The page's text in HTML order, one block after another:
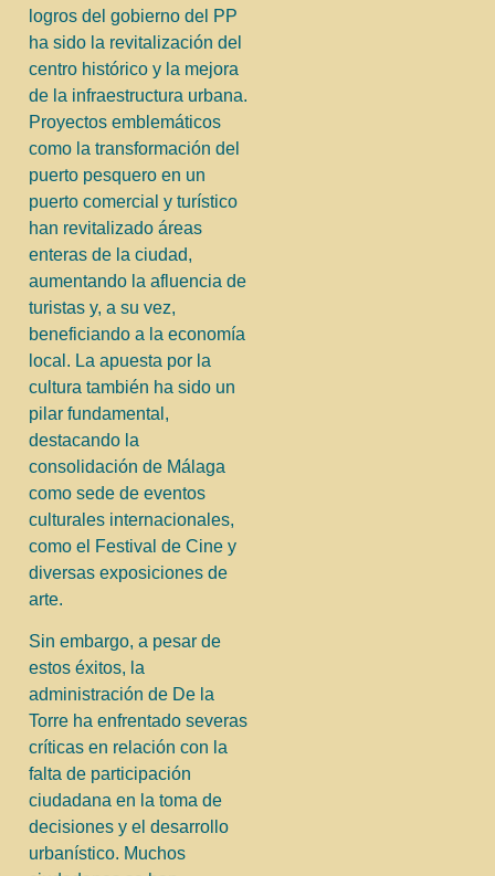
logros del gobierno del PP
ha sido la revitalización del
centro histórico y la mejora
de la infraestructura urbana.
Proyectos emblemáticos
como la transformación del
puerto pesquero en un
puerto comercial y turístico
han revitalizado áreas
enteras de la ciudad,
aumentando la afluencia de
turistas y, a su vez,
beneficiando a la economía
local. La apuesta por la
cultura también ha sido un
pilar fundamental,
destacando la
consolidación de Málaga
como sede de eventos
culturales internacionales,
como el Festival de Cine y
diversas exposiciones de
arte.
Sin embargo, a pesar de
estos éxitos, la
administración de De la
Torre ha enfrentado severas
críticas en relación con la
falta de participación
ciudadana en la toma de
decisiones y el desarrollo
urbanístico. Muchos